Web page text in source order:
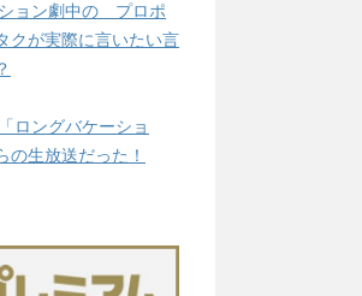
ョン劇中の プロポ
クが実際に言いたい言
ロングバケーショ
の生放送だった！